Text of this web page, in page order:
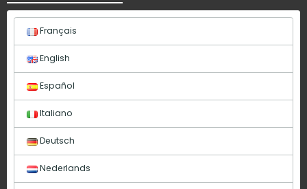
Français
English
Español
Italiano
Deutsch
Nederlands